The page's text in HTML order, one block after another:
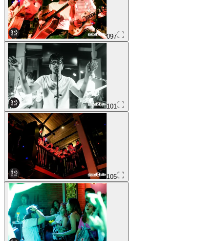
097
101
105